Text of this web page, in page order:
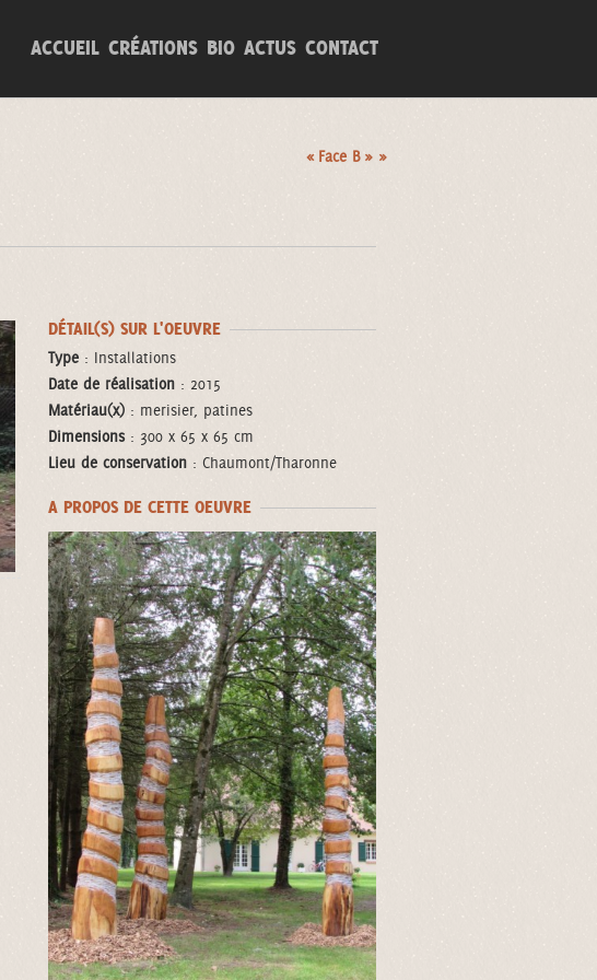
ACCUEIL CRÉATIONS BIO ACTUS CONTACT
« Face B » »
DÉTAIL(S) SUR L'OEUVRE
Type : Installations
Date de réalisation : 2015
Matériau(x) : merisier, patines
Dimensions: 300 x 65 x 65 cm
Lieu de conservation : Chaumont/Tharonne
A PROPOS DE CETTE OEUVRE